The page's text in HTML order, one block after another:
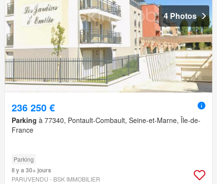
4 Photos
236 250 €
Parking à 77340, Pontault-Combault, Seine-et-Marne, Île-de-
France
Parking
Il y a 30+ jours
PARUVENDU - BSK IMMOBILIER